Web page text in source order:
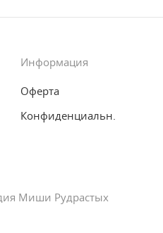
Информация
Оферта
Конфиденциальн.
Миши Рудрастых